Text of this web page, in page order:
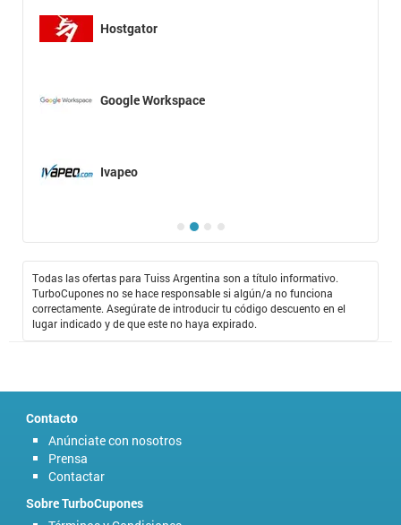
Hostgator
Google Workspace
Ivapeo
Todas las ofertas para Tuiss Argentina son a título informativo.
TurboCupones no se hace responsable si algún/a no funciona
correctamente. Asegúrate de introducir tu código descuento en el
lugar indicado y de que este no haya expirado.
Contacto
Anúnciate con nosotros
Prensa
Contactar
Sobre TurboCupones